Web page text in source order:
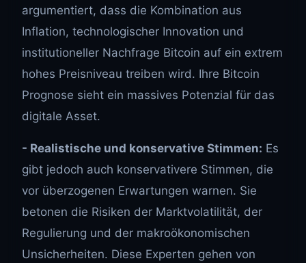
argumentiert, dass die Kombination aus
Inflation, technologischer Innovation und
institutioneller Nachfrage Bitcoin auf ein extrem
hohes Preisniveau treiben wird. Ihre Bitcoin
Prognose sieht ein massives Potenzial für das
digitale Asset.
- Realistische und konservative Stimmen: Es
gibt jedoch auch konservativere Stimmen, die
vor überzogenen Erwartungen warnen. Sie
betonen die Risiken der Marktvolatilität, der
Regulierung und der makroökonomischen
Unsicherheiten. Diese Experten gehen von